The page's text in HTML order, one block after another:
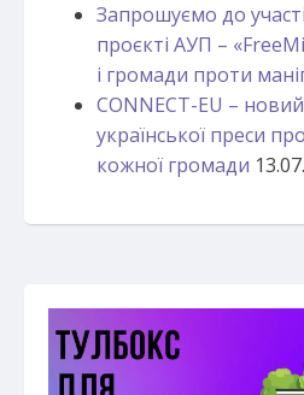
Запрошуємо до
проєкті АУП –
і громади проти
CONNECT-EU –
української преси
кожної громади